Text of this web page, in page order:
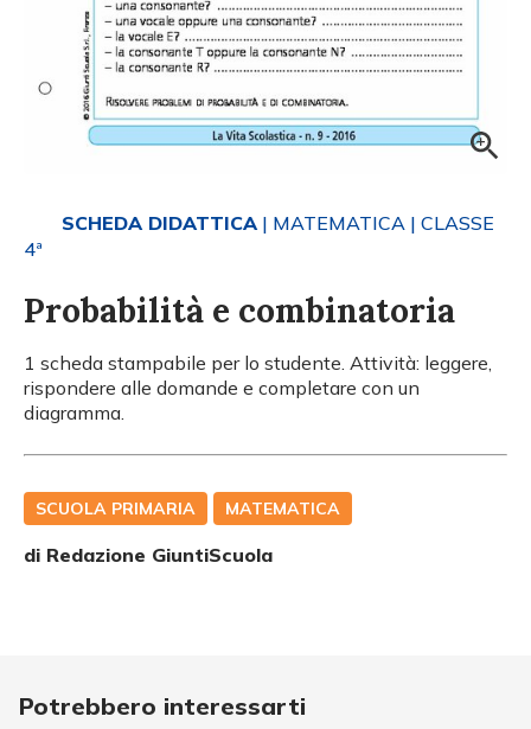
SCHEDA DIDATTICA | MATEMATICA | CLASSE
4ª
Probabilità e combinatoria
1 scheda stampabile per lo studente. Attività: leggere,
rispondere alle domande e completare con un
diagramma.
SCUOLA PRIMARIA MATEMATICA
di Redazione GiuntiScuola
Potrebbero interessarti